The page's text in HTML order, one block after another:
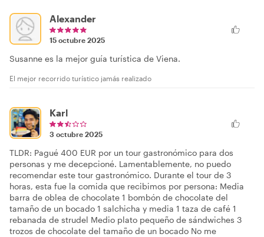
Alexander
15 octubre 2025
Susanne es la mejor guía turística de Viena.
El mejor recorrido turístico jamás realizado
Karl
3 octubre 2025
TLDR: Pagué 400 EUR por un tour gastronómico para dos
personas y me decepcioné. Lamentablemente, no puedo
recomendar este tour gastronómico. Durante el tour de 3
horas, esta fue la comida que recibimos por persona: Media
barra de oblea de chocolate 1 bombón de chocolate del
tamaño de un bocado 1 salchicha y media 1 taza de café 1
rebanada de strudel Medio plato pequeño de sándwiches 3
trozos de chocolate del tamaño de un bocado No me